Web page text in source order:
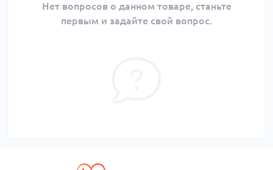
Нет вопросов о данном товаре, станьте
первым и задайте свой вопрос.